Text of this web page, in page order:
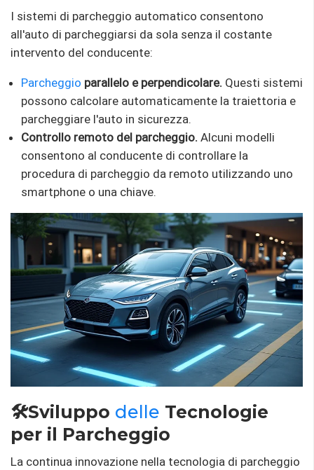
I sistemi di parcheggio automatico consentono
all'auto di parcheggiarsi da sola senza il costante
intervento del conducente:
Parcheggio parallelo e perpendicolare. Questi sistemi
possono calcolare automaticamente la traiettoria e
parcheggiare l'auto in sicurezza.
Controllo remoto del parcheggio. Alcuni modelli
consentono al conducente di controllare la
procedura di parcheggio da remoto utilizzando uno
smartphone o una chiave.
🛠️Sviluppo delle Tecnologie
per il Parcheggio
La continua innovazione nella tecnologia di parcheggio